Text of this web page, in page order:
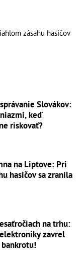
zásahu hasičov
Slovákov:
keď
riskovať?
na Liptove: Pri
hasičov sa zranila
na trhu:
zavrel